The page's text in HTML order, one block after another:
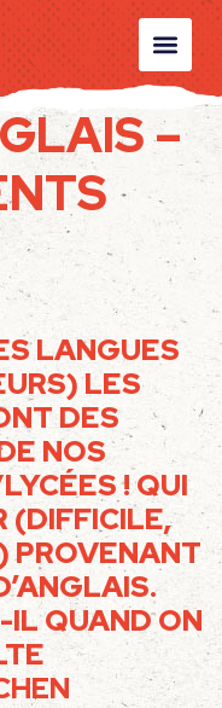
–
LANGUES
LES
DES
NOS
! QUI
(DIFFICILE,
PROVENANT
IL QUAND ON